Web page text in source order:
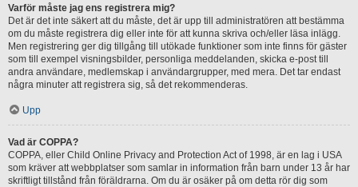
Varför måste jag ens registrera mig?
Det är det inte säkert att du måste, det är upp till administratören att bestämma
om du måste registrera dig eller inte för att kunna skriva och/eller läsa inlägg.
Men registrering ger dig tillgång till utökade funktioner som inte finns för gäster
som till exempel visningsbilder, personliga meddelanden, skicka e-post till
andra användare, medlemskap i användargrupper, med mera. Det tar endast
några minuter att registrera sig, så det rekommenderas.
Upp
Vad är COPPA?
COPPA, eller Child Online Privacy and Protection Act of 1998, är en lag i USA
som kräver att webbplatser som samlar in information från barn under 13 år har
skriftligt tillstånd från föräldrarna. Om du är osäker på om detta rör dig som